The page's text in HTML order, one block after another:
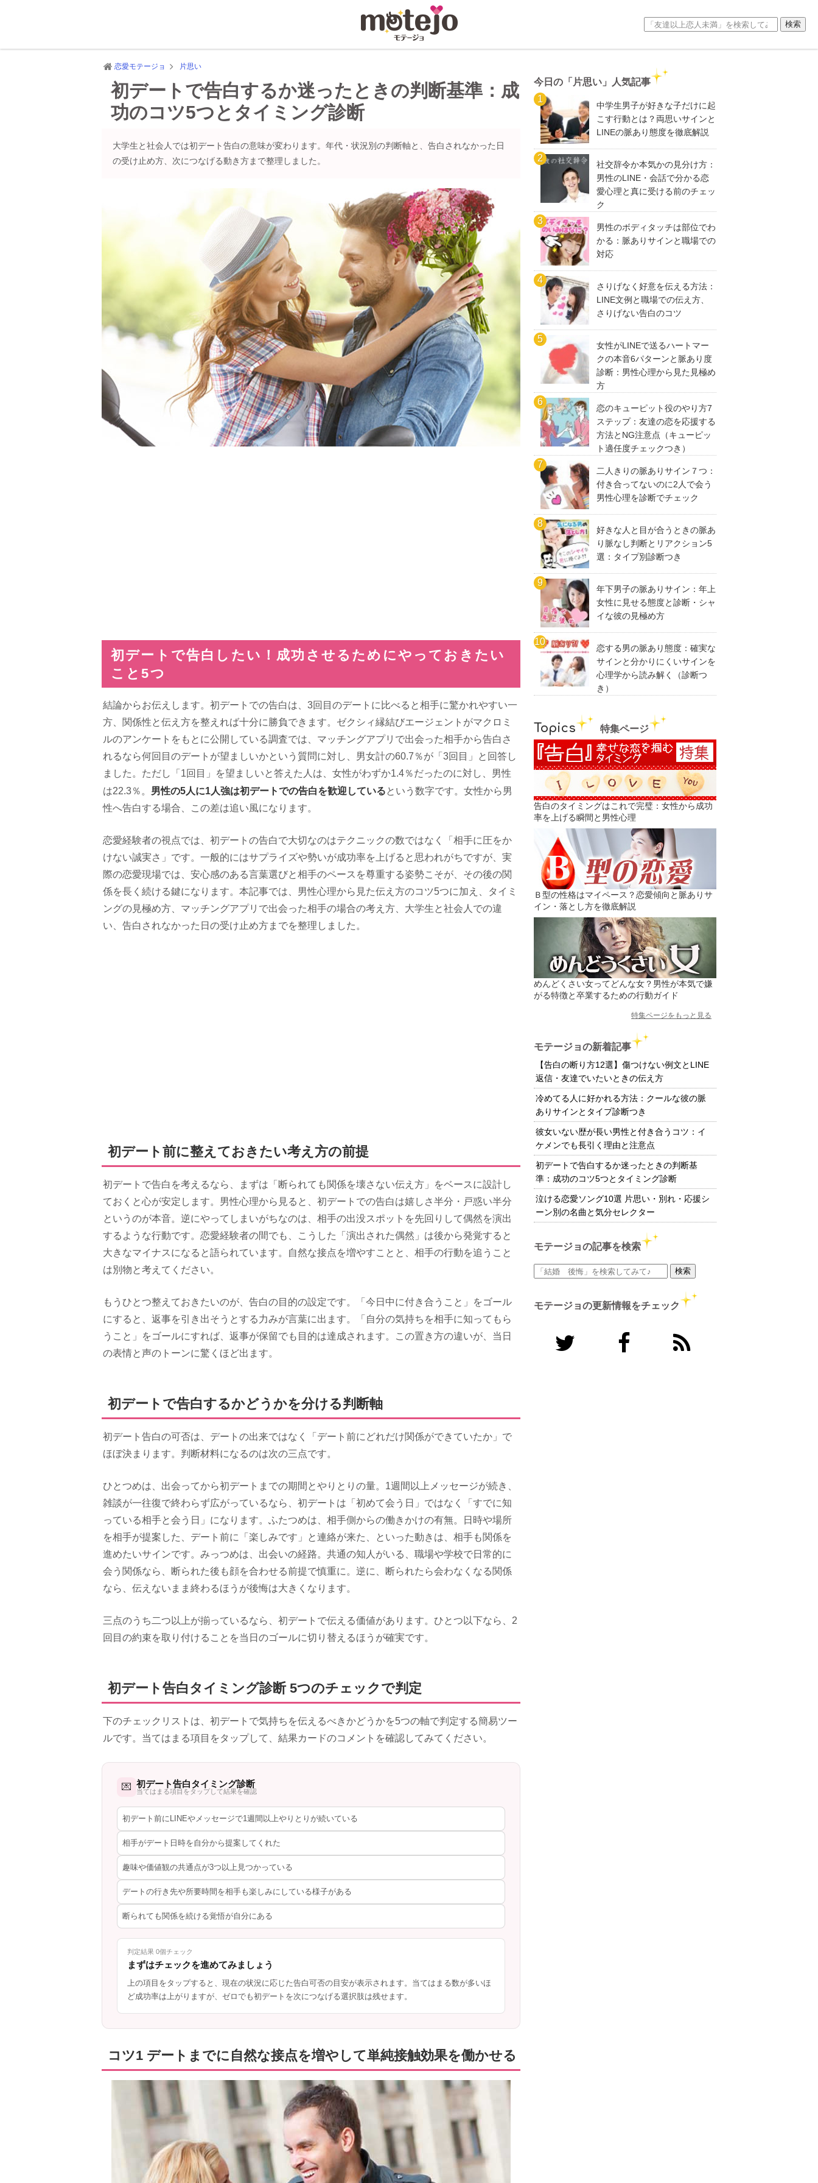
恋愛モテージョ 片思い
初デートで告白するか迷ったときの判断基準：成
功のコツ5つとタイミング診断
大学生と社会人では初デート告白の意味が変わります。年代・状況別の判断軸と、告白されなかった日
の受け止め方、次につなげる動き方まで整理しました。
初デートで告白したい！成功させるためにやっておきたい
こと5つ
結論からお伝えします。初デートでの告白は、3回目のデートに比べると相手に驚かれやすい一
方、関係性と伝え方を整えれば十分に勝負できます。ゼクシィ縁結びエージェントがマクロミ
ルのアンケートをもとに公開している調査では、マッチングアプリで出会った相手から告白さ
れるなら何回目のデートが望ましいかという質問に対し、男女計の60.7％が「3回目」と回答し
ました。ただし「1回目」を望ましいと答えた人は、女性がわずか1.4％だったのに対し、男性
は22.3％。 男性の5人に1人強は初デートでの告白を歓迎しているという数字です。女性から男
性へ告白する場合、この差は追い風になります。
恋愛経験者の視点では、初デートの告白で大切なのはテクニックの数ではなく「相手に圧をか
けない誠実さ」です。一般的にはサプライズや勢いが成功率を上げると思われがちですが、実
際の恋愛現場では、安心感のある言葉選びと相手のペースを尊重する姿勢こそが、その後の関
係を長く続ける鍵になります。本記事では、男性心理から見た伝え方のコツ5つに加え、タイミ
ングの見極め方、マッチングアプリで出会った相手の場合の考え方、大学生と社会人での違
い、告白されなかった日の受け止め方までを整理しました。
初デート前に整えておきたい考え方の前提
初デートで告白を考えるなら、まずは「断られても関係を壊さない伝え方」をベースに設計し
ておくと心が安定します。男性心理から見ると、初デートでの告白は嬉しさ半分・戸惑い半分
というのが本音。逆にやってしまいがちなのは、相手の出没スポットを先回りして偶然を演出
するような行動です。恋愛経験者の間でも、こうした「演出された偶然」は後から発覚すると
大きなマイナスになると語られています。自然な接点を増やすことと、相手の行動を追うこと
は別物と考えてください。
もうひとつ整えておきたいのが、告白の目的の設定です。「今日中に付き合うこと」をゴール
にすると、返事を引き出そうとする力みが言葉に出ます。「自分の気持ちを相手に知ってもら
うこと」をゴールにすれば、返事が保留でも目的は達成されます。この置き方の違いが、当日
の表情と声のトーンに驚くほど出ます。
初デートで告白するかどうかを分ける判断軸
初デート告白の可否は、デートの出来ではなく「デート前にどれだけ関係ができていたか」で
ほぼ決まります。判断材料になるのは次の三点です。
ひとつめは、出会ってから初デートまでの期間とやりとりの量。1週間以上メッセージが続き、
雑談が一往復で終わらず広がっているなら、初デートは「初めて会う日」ではなく「すでに知
っている相手と会う日」になります。ふたつめは、相手側からの働きかけの有無。日時や場所
を相手が提案した、デート前に「楽しみです」と連絡が来た、といった動きは、相手も関係を
進めたいサインです。みっつめは、出会いの経路。共通の知人がいる、職場や学校で日常的に
会う関係なら、断られた後も顔を合わせる前提で慎重に。逆に、断られたら会わなくなる関係
なら、伝えないまま終わるほうが後悔は大きくなります。
三点のうち二つ以上が揃っているなら、初デートで伝える価値があります。ひとつ以下なら、2
回目の約束を取り付けることを当日のゴールに切り替えるほうが確実です。
初デート告白タイミング診断 5つのチェックで判定
下のチェックリストは、初デートで気持ちを伝えるべきかどうかを5つの軸で判定する簡易ツー
ルです。当てはまる項目をタップして、結果カードのコメントを確認してみてください。
💌 初デート告白タイミング診断
当てはまる項目をタップして結果を確認
初デート前にLINEやメッセージで1週間以上やりとりが続いている
相手がデート日時を自分から提案してくれた
趣味や価値観の共通点が3つ以上見つかっている
デートの行き先や所要時間を相手も楽しみにしている様子がある
断られても関係を続ける覚悟が自分にある
判定結果 0個チェック
まずはチェックを進めてみましょう
上の項目をタップすると、現在の状況に応じた告白可否の目安が表示されます。当てはまる数が多いほ
ど成功率は上がりますが、ゼロでも初デートを次につなげる選択肢は残せます。
コツ1 デートまでに自然な接点を増やして単純接触効果を働かせる
今日の「片思い」人気記事
中学生男子が好きな子だけに起
こす行動とは？両思いサインと
LINEの脈あり態度を徹底解説
社交辞令か本気かの見分け方：
男性のLINE・会話で分かる恋
愛心理と真に受ける前のチェッ
ク
男性のボディタッチは部位でわ
かる：脈ありサインと職場での
対応
さりげなく好意を伝える方法：
LINE文例と職場での伝え方、
さりげない告白のコツ
女性がLINEで送るハートマー
クの本音6パターンと脈あり度
診断：男性心理から見た見極め
方
恋のキューピット役のやり方7
ステップ：友達の恋を応援する
方法とNG注意点（キューピッ
ト適任度チェックつき）
二人きりの脈ありサイン７つ：
付き合ってないのに2人で会う
男性心理を診断でチェック
好きな人と目が合うときの脈あ
り脈なし判断とリアクション5
選：タイプ別診断つき
年下男子の脈ありサイン：年上
女性に見せる態度と診断・シャ
イな彼の見極め方
恋する男の脈あり態度：確実な
サインと分かりにくいサインを
心理学から読み解く（診断つ
き）
Topics 特集ページ
告白のタイミングはこれで完璧：女性から成功
率を上げる瞬間と男性心理
Ｂ型の性格はマイペース？恋愛傾向と脈ありサ
イン・落とし方を徹底解説
めんどくさい女ってどんな女？男性が本気で嫌
がる特徴と卒業するための行動ガイド
特集ページをもっと見る
モテージョの新着記事
【告白の断り方12選】傷つけない例文とLINE
返信・友達でいたいときの伝え方
冷めてる人に好かれる方法：クールな彼の脈
ありサインとタイプ診断つき
彼女いない歴が長い男性と付き合うコツ：イ
ケメンでも長引く理由と注意点
初デートで告白するか迷ったときの判断基
準：成功のコツ5つとタイミング診断
泣ける恋愛ソング10選 片思い・別れ・応援シ
ーン別の名曲と気分セレクター
モテージョの記事を検索
モテージョの更新情報をチェック